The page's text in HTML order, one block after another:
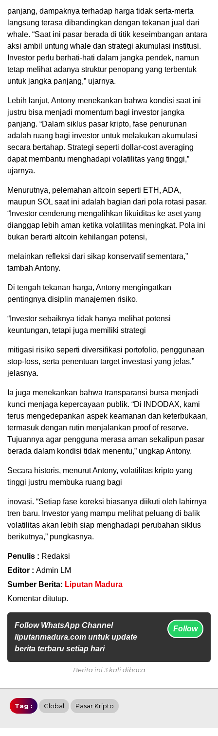
panjang, dampaknya terhadap harga tidak serta-merta
langsung terasa dibandingkan dengan tekanan jual dari
whale. “Saat ini pasar berada di titik keseimbangan antara
aksi ambil untung whale dan strategi akumulasi institusi.
Investor perlu berhati-hati dalam jangka pendek, namun
tetap melihat adanya struktur penopang yang terbentuk
untuk jangka panjang,” ujarnya.
Lebih lanjut, Antony menekankan bahwa kondisi saat ini
justru bisa menjadi momentum bagi investor jangka
panjang. “Dalam siklus pasar kripto, fase penurunan
adalah ruang bagi investor untuk melakukan akumulasi
secara bertahap. Strategi seperti dollar-cost averaging
dapat membantu menghadapi volatilitas yang tinggi,”
ujarnya.
Menurutnya, pelemahan altcoin seperti ETH, ADA,
maupun SOL saat ini adalah bagian dari pola rotasi pasar.
“Investor cenderung mengalihkan likuiditas ke aset yang
dianggap lebih aman ketika volatilitas meningkat. Pola ini
bukan berarti altcoin kehilangan potensi,
melainkan refleksi dari sikap konservatif sementara,”
tambah Antony.
Di tengah tekanan harga, Antony mengingatkan
pentingnya disiplin manajemen risiko.
“Investor sebaiknya tidak hanya melihat potensi
keuntungan, tetapi juga memiliki strategi
mitigasi risiko seperti diversifikasi portofolio, penggunaan
stop-loss, serta penentuan target investasi yang jelas,”
jelasnya.
Ia juga menekankan bahwa transparansi bursa menjadi
kunci menjaga kepercayaan publik. “Di INDODAX, kami
terus mengedepankan aspek keamanan dan keterbukaan,
termasuk dengan rutin menjalankan proof of reserve.
Tujuannya agar pengguna merasa aman sekalipun pasar
berada dalam kondisi tidak menentu,” ungkap Antony.
Secara historis, menurut Antony, volatilitas kripto yang
tinggi justru membuka ruang bagi
inovasi. “Setiap fase koreksi biasanya diikuti oleh lahirnya
tren baru. Investor yang mampu melihat peluang di balik
volatilitas akan lebih siap menghadapi perubahan siklus
berikutnya,” pungkasnya.
Penulis : Redaksi
Editor : Admin LM
Sumber Berita: Liputan Madura
Komentar ditutup.
Follow WhatsApp Channel
liputanmadura.com untuk update
berita terbaru setiap hari
Follow
Berita ini 3 kali dibaca
Tag : Global Pasar Kripto